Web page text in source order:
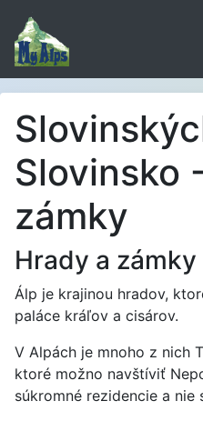
Slovinsko
zámky
Hrady a zámky
Álp je krajinou hradov,
paláce kráľov a cisárov.
V Alpách je mnoho z nich
ktoré možno navštíviť
súkromné ​​rezidencie a nie